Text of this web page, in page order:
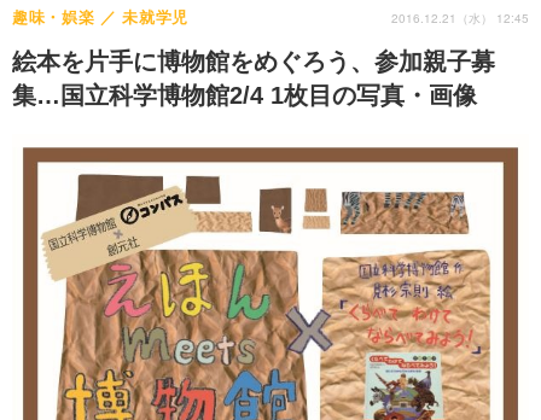
絵本を片手に博物館をめぐろう、参加親子募
集…国立科学博物館2/4 1枚目の写真・画像
趣味・娯楽 未就学児 2016.12.21（水） 12:45